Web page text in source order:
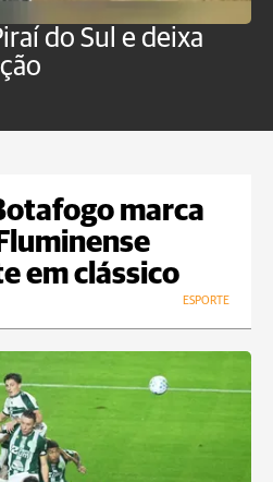
do Sul e deixa
marca
em clássico
ESPORTE